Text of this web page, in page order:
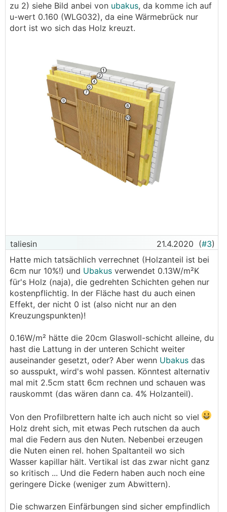
zu 2) siehe Bild anbei von ubakus, da komme ich auf
u-wert 0.160 (WLG032), da eine Wärmebrück nur
dort ist wo sich das Holz kreuzt.
taliesin 21.4.2020 (#3)
Hatte mich tatsächlich verrechnet (Holzanteil ist bei
6cm nur 10%!) und Ubakus verwendet 0.13W/m²K
für's Holz (naja), die gedrehten Schichten gehen nur
kostenpflichtig. In der Fläche hast du auch einen
Effekt, der nicht 0 ist (also nicht nur an den
Kreuzungspunkten)!
0.16W/m² hätte die 20cm Glaswoll-schicht alleine, du
hast die Lattung in der unteren Schicht weiter
auseinander gesetzt, oder? Aber wenn Ubakus das
so ausspukt, wird's wohl passen. Könntest alternativ
mal mit 2.5cm statt 6cm rechnen und schauen was
rauskommt (das wären dann ca. 4% Holzanteil).
Von den Profilbrettern halte ich auch nicht so viel
Holz dreht sich, mit etwas Pech rutschen da auch
mal die Federn aus den Nuten. Nebenbei erzeugen
die Nuten einen rel. hohen Spaltanteil wo sich
Wasser kapillar hält. Vertikal ist das zwar nicht ganz
so kritisch ... Und die Federn haben auch noch eine
geringere Dicke (weniger zum Abwittern).
Die schwarzen Einfärbungen sind sicher empfindlich